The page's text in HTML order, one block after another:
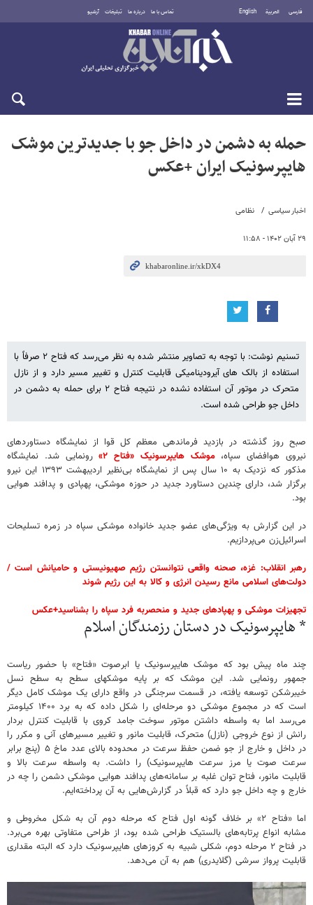
فارسی العربية English تماس با ما درباره ما تبلیغات آرشیو
دوشنبه ۱۹ مرداد ۱۴۰۵
اخبار سیاسی نظامی
۲۹ آبان ۱۴۰۲ - ۱۱:۵۸
حمله به دشمن در داخل جو با جدیدترین موشک
هایپرسونیک ایران +عکس
تسنیم نوشت: با توجه به تصاویر منتشر شده به نظر می‌رسد که فتاح ۲ صرفاً با
استفاده از بالک های آیرودینامیکی قابلیت کنترل و تغییر مسیر دارد و از نازل
متحرک در موتور آن استفاده نشده در نتیجه فتاح ۲ برای حمله به دشمن در
داخل جو طراحی شده است.
صبح روز گذشته در بازدید فرماندهی معظم کل قوا از نمایشگاه دستاوردهای
نیروی هوافضای سپاه،موشک هایپرسونیک «فتاح ۲»
رونمایی شد. نمایشگاه
مذکور که نزدیک به ۱۰ سال پس از نمایشگاه بی‌نظیر اردیبهشت ۱۳۹۳ این نیرو
برگزار شد، دارای چندین دستاورد جدید در حوزه موشکی، پهپادی و پدافند هوایی
بود.
در این گزارش به ویژگی‌های عضو جدید خانواده موشکی سپاه در زمره تسلیحات
اسرائیل‌زن می‌پردازیم.
رهبر انقلاب: غزه، صحنه واقعی نتوانستن رژیم صهیونیستی و حامیانش است /
دولت‌های اسلامی مانع رسیدن انرژی و کالا به این رژیم شوند
تجهیزات موشکی و پهپادهای جدید و منحصربه فرد سپاه را بشناسید+عکس
* هایپرسونیک در دستان رزمندگان اسلام
چند ماه پیش بود که موشک هایپرسونیک یا ابرصوت «فتاح» با حضور ریاست
جمهور رونمایی شد. این موشک که بر پایه موشکهای سطح به سطح نسل
خیبرشکن توسعه یافته، در قسمت سرجنگی در واقع دارای یک موشک کامل دیگر
است که در مجموع موشکی دو مرحله‌ای را شکل داده که به برد ۱۴۰۰ کیلومتر
می‌رسد اما به واسطه داشتن موتور سوخت جامد کروی با قابلیت کنترل بردار
رانش از نوع خروجی (نازل) متحرک، قابلیت مانور و تغییر مسیرهای آنی و مکرر را
در داخل و خارج از جو ضمن حفظ سرعت در محدوده بالای عدد ماخ ۵ (پنج برابر
سرعت صوت یا مرز سرعت هایپرسونیک) را داشت. به واسطه سرعت بالا و
قابلیت مانور، فتاح توان غلبه بر سامانه‌های پدافند هوایی موشکی دشمن را چه در
خارج و چه داخل جو دارد که قبلاً در گزارش‌هایی به آن پرداخته‌ایم.
اما «فتاح ۲» بر خلاف گونه اول فتاح که مرحله دوم آن به شکل مخروطی و
مشابه انواع پرتابه‌های بالستیک طراحی شده بود، از طراحی متفاوتی بهره می‌برد.
در فتاح ۲ مرحله دوم، شکلی شبیه به کروزهای هایپرسونیک دارد که البته مقداری
قابلیت پرواز سرشی (گلایدری) هم به آن می‌دهد.